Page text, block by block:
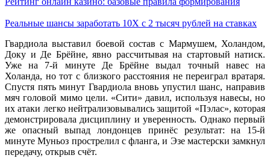
Реальные шансы заработать 10X с 2 тысяч рублей на ставках
Гвардиола выставил боевой состав с Мармушем, Холандом,
Доку и Де Брёйне, явно рассчитывая на стартовый натиск.
Уже на 7-й минуте Де Брёйне выдал точный навес на
Холанда, но тот с близкого расстояния не переиграл вратаря.
Спустя пять минут Гвардиола вновь упустил шанс, направив
мяч головой мимо цели. «Сити» давил, используя навесы, но
их атаки легко нейтрализовывались защитой «Пэлас», которая
демонстрировала дисциплину и уверенность. Однако первый
же опасный выпад лондонцев принёс результат: на 15-й
минуте Муньоз прострелил с фланга, и Эзе мастерски замкнул
передачу, открыв счёт.